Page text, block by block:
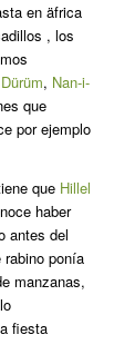
en äfrica
, los
Dürüm, Nan-i-
que
por ejemplo
que Hillel
haber
antes del
ponía
manzanas,
fiesta